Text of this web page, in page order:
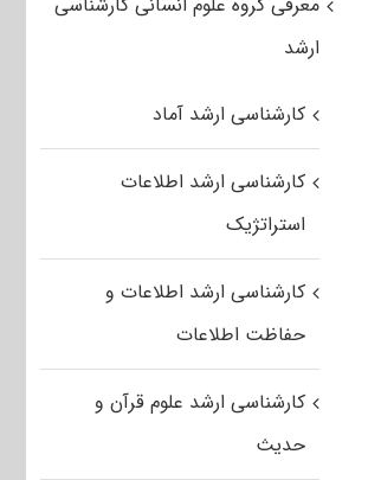
ارشد
کارشناسی ارشد آماد
کارشناسی ارشد اطلاعات
استراتژیک
کارشناسی ارشد اطلاعات و
حفاظت اطلاعات
کارشناسی ارشد علوم قرآن و
حدیث